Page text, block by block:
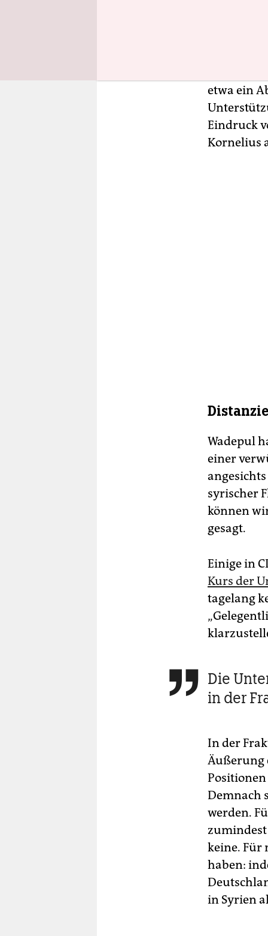
Von dort
etwa ein
Eindruck
Kornelius
Wadepul
einer
syrischer
können
gesagt.
Einige in
Kurs der
tagelang
 Die
in der
In der
Äußerung
Demnach
werden.
zumindest
keine. Für
haben:
in Syrien